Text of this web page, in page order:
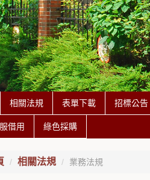
相關法規 表單下載 招標公告
借用 綠色採購
相關法規 業務法規